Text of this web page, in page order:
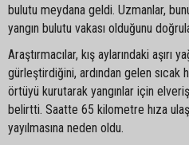
bulutu meydana geldi. Uzmanlar,
yangın bulutu vakası olduğunu
Araştırmacılar, kış aylarındaki aşırı
gürleştirdiğini, ardından gelen sıcak
örtüyü kurutarak yangınlar için
belirtti. Saatte 65 kilometre hıza
yayılmasına neden oldu.